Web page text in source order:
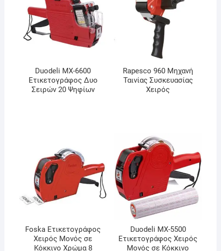
Duodeli MX-6600
Ετικετογράφος Δυο
Σειρών 20 Ψηφίων
Rapesco 960 Μηχανή
Ταινίας Συσκευασίας
Χειρός
Foska Ετικετογράφος
Χειρός Μονός σε
Κόκκινο Χρώμα 8
Duodeli MX-5500
Ετικετογράφος Χειρός
Μονός σε Κόκκινο